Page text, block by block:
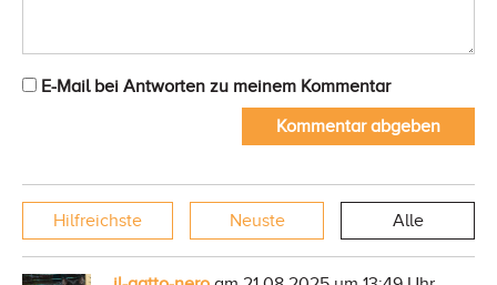
E-Mail bei Antworten zu meinem Kommentar
Kommentar abgeben
Hilfreichste Neuste Alle